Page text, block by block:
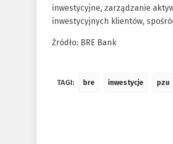
inwestycyjne, zarządzanie
inwestycyjnych klientów,
Źródło: BRE Bank
TAGI: bre inwestycje pzu